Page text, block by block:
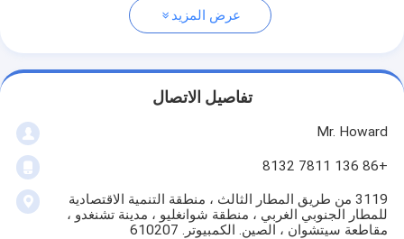
عرض المزيد
تفاصيل الاتصال
Mr. Howard
+86 136 7811 8132
3119 من طريق المطار الثالث ، منطقة التنمية الاقتصادية
للمطار الجنوبي الغربي ، منطقة شوانغليو ، مدينة تشنغدو ،
مقاطعة سيتشوان ، الصين. الكمبيوتر. 610207